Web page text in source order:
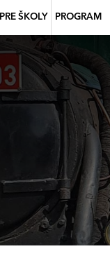
PRE ŠKOLY PROGRAM